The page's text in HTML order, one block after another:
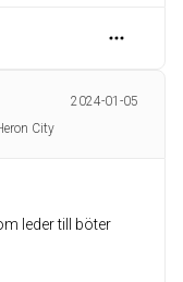
2024-01-05
City
leder till böter